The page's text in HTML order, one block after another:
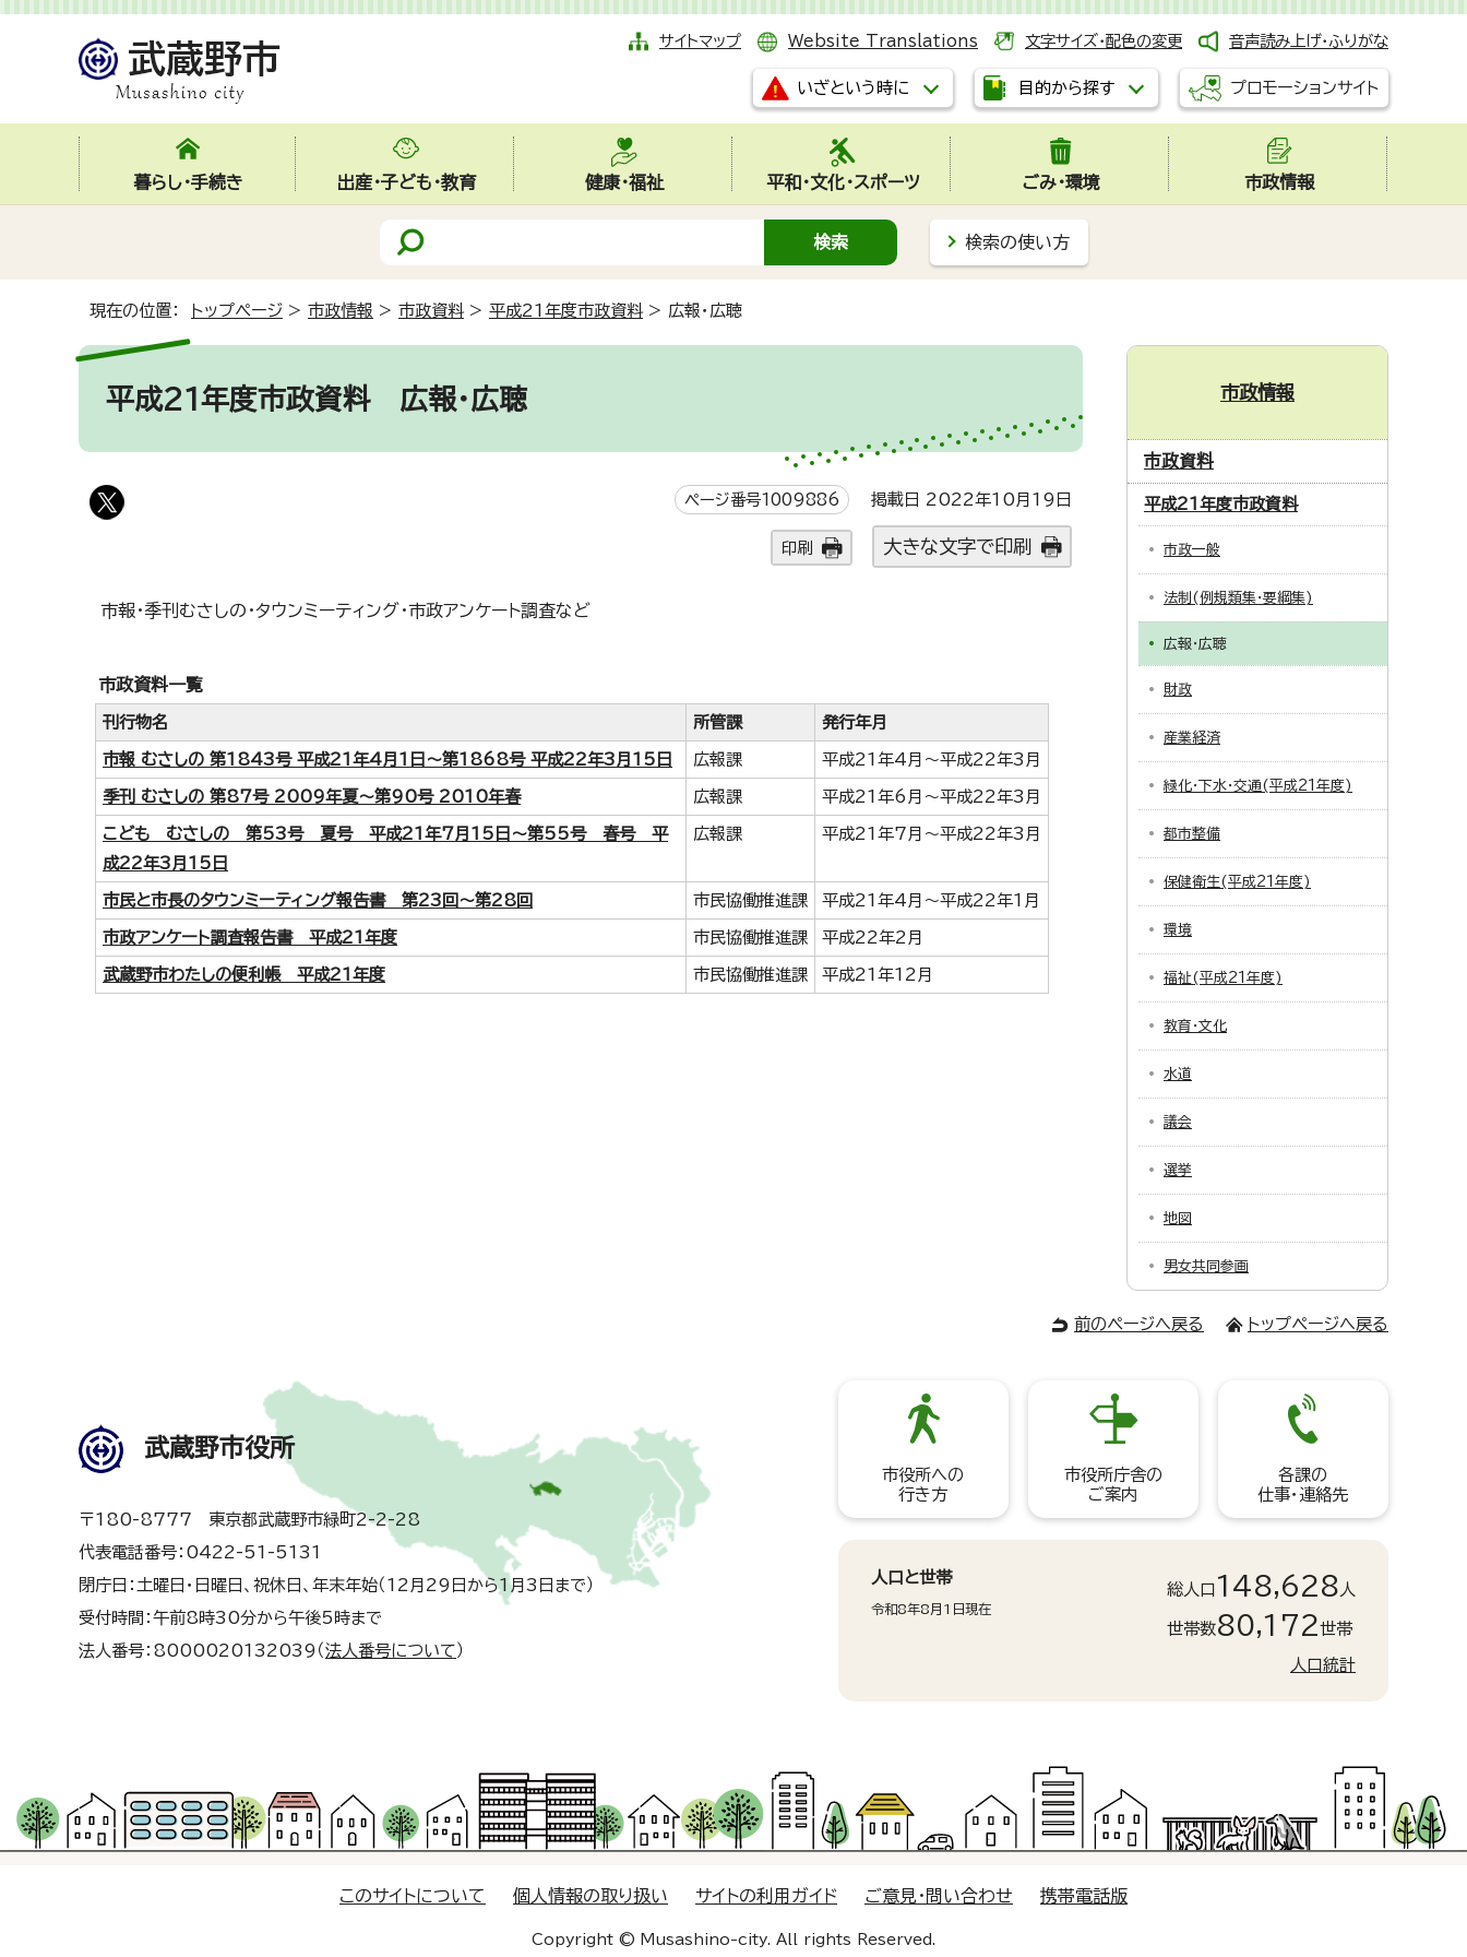
サイトマップ Website Translations 文字サイズ・配色の変更 音声読み上げ・ふりがな
いざという時に 目的から探す プロモーションサイト
暮らし・手続き 出産・子ども・教育 健康・福祉 平和・文化・スポーツ ごみ・環境 市政情報
検索の使い方
現在の位置： トップページ > 市政情報 > 市政資料 > 平成21年度市政資料 > 広報・広聴
平成21年度市政資料 広報・広聴
ページ番号1009886 掲載日 2022年10月19日
印刷 大きな文字で印刷
市報・季刊むさしの・タウンミーティング・市政アンケート調査など
市政資料一覧
刊行物名 所管課 発行年月
市報 むさしの 第1843号 平成21年4月1日～第1868号 平成22年3月15日 広報課 平成21年4月～平成22年3月
季刊 むさしの 第87号 2009年夏～第90号 2010年春 広報課 平成21年6月～平成22年3月
こども むさしの 第53号 夏号 平成21年7月15日～第55号 春号 平
成22年3月15日
広報課 平成21年7月～平成22年3月
市民と市長のタウンミーティング報告書 第23回～第28回 市民協働推進課 平成21年4月～平成22年1月
市政アンケート調査報告書 平成21年度 市民協働推進課 平成22年2月
武蔵野市わたしの便利帳 平成21年度 市民協働推進課 平成21年12月
市政情報
市政資料
平成21年度市政資料
市政一般
法制(例規類集・要綱集)
広報・広聴
財政
産業経済
緑化・下水・交通(平成21年度)
都市整備
保健衛生(平成21年度)
環境
福祉(平成21年度)
教育・文化
水道
議会
選挙
地図
男女共同参画
前のページへ戻る トップページへ戻る
武蔵野市役所
〒180-8777 東京都武蔵野市緑町2-2-28
代表電話番号：0422-51-5131
閉庁日：土曜日・日曜日、祝休日、年末年始（12月29日から1月3日まで）
受付時間：午前8時30分から午後5時まで
法人番号：8000020132039（ 法人番号について ）
市役所への
行き方
市役所庁舎の
ご案内
各課の
仕事・連絡先
人口と世帯
令和8年8月1日現在
総人口 148,628 人
世帯数80,172世帯
人口統計
このサイトについて 個人情報の取り扱い サイトの利用ガイド ご意見・問い合わせ 携帯電話版
Copyright © Musashino-city. All rights Reserved.